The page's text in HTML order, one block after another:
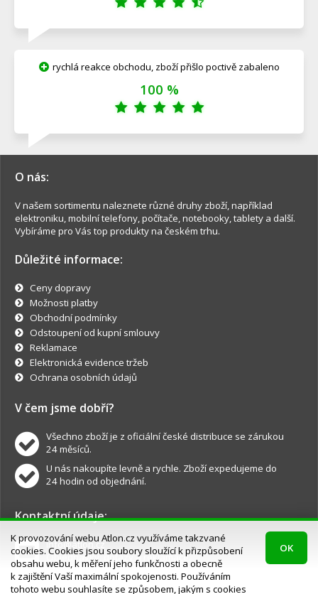
rychlá reakce obchodu, zboží přišlo poctivě zabaleno
100 %
O nás:
V našem sortimentu naleznete různé druhy zboží, například
elektroniku, mobilní telefony, počítače, notebooky, tablety a další.
Vybíráme pro Vás top produkty na českém trhu.
Důležité informace:
Ceny dopravy
Možnosti platby
Obchodní podmínky
Odstoupení od kupní smlouvy
Reklamace
Elektronická evidence tržeb
Ochrana osobních údajů
V čem jsme dobří?
Všechno zboží je z oficiální české distribuce se zárukou
24 měsíců.
U nás nakoupíte levně a rychle. Zboží expedujeme do
24 hodin od objednání.
Kontaktní údaje:
info@atlon.cz
Objednávky, dotazy a reklamace.
K provozování webu Atlon.cz využíváme takzvané
cookies. Cookies jsou soubory sloužící k přizpůsobení
obsahu webu, k měření jeho funkčnosti a obecně
k zajištění Vaší maximální spokojenosti. Používáním
tohoto webu souhlasíte se způsobem, jakým s cookies
OK